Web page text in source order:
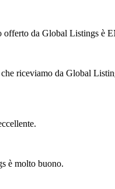
offerto da Global Listings è
riceviamo da Global
è molto buono.